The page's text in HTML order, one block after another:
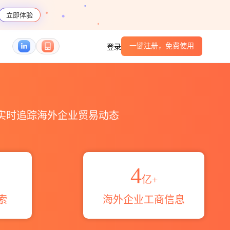
立即体验
登录 一键注册，免费使用
时追踪海外企业贸易动态
4亿+
海外企业工商信息